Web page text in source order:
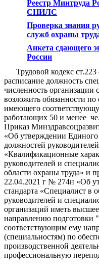
Реестр Минтруда
СНИЛС
Проверка знания
служб охраны
Анкета сдающего
России
Трудовой кодекс ст.223
расписание должность
численность организации
возложить обязанности по
имеющего
работающих 50 и менее
Приказ
«Об утверждении
должностей
«Квалификационные
руководителей и
области охраны труда» и
22.04.2021 г № 274н «Об
стандарта «Специалист в
руководителей и
организаций иметь
направлению подготовки
соответствующим ему
(специальностям) по
производственной
профессиональную